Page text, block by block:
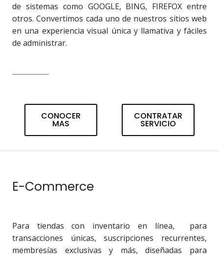
de sistemas como GOOGLE, BING, FIREFOX entre
otros. Convertimos cada uno de nuestros sitios web
en una experiencia visual única y llamativa y fáciles
de administrar.
CONOCER
MAS
CONTRATAR
SERVICIO
E-Commerce
Para tiendas con inventario en línea, para
transacciones únicas, suscripciones recurrentes,
membresías exclusivas y más, diseñadas para